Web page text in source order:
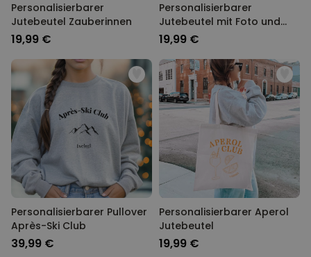
Personalisierbarer
Jutebeutel Zauberinnen
19,99 €
Personalisierbarer
Jutebeutel mit Foto und
Text
19,99 €
Personalisierbarer Pullover
Après-Ski Club
39,99 €
Personalisierbarer Aperol
Jutebeutel
19,99 €